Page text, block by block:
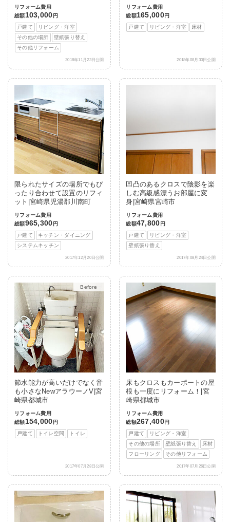
リフォーム費用
総額103,000 円
戸建て
リビング・洋室
その他の場所
壁紙張り替え
その他リフォーム
2018年11月23日公開
リフォーム費用
総額165,000円
戸建て
リビング・洋室 床材
2018年08月30日公開
限られたサイズの場所でもぴ
ったり合わせて設置のリフィ
ット|宮崎県児湯郡川南町
リフォーム費用
総額965,300 円
戸建て
キッチン・ダイニング
システムキッチン
2017年12月20日公開
凹凸のあるクロスで陰影を楽
しむ高級感漂うお部屋に変
身|宮崎県宮崎市
リフォーム費用
総額47,800 円
戸建て
リビング・洋室
壁紙張り替え
2017年08月24日公開
After
節水能力が高いだけでなく音
も小さなNewアラウーノV|宮
崎県都城市
リフォーム費用
総額154,000 円
戸建て
トイレ空間 トイレ
2017年07月28日公開
床もクロスもカーポートの屋
根も一度にリフォーム！|宮
崎県都城市
リフォーム費用
総額267,400円
戸建て
リビング・洋室
その他の場所
壁紙張り替え
床材
フローリング
その他リフォーム
2017年07月26日公開